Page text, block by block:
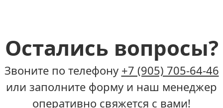
Остались вопросы?
Звоните по телефону +7 (905) 705-64-46
или заполните форму и наш менеджер
оперативно свяжется с вами!